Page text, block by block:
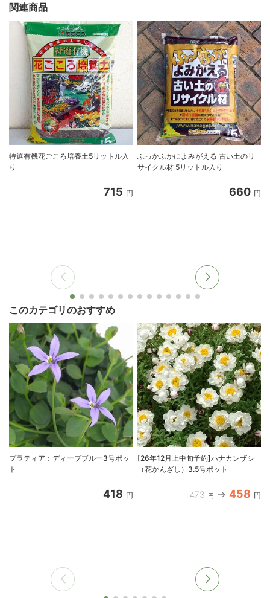
関連商品
特選有機花ごころ培養土5リットル入
り
715 円
ふっかふかによみがえる 古い土のリ
サイクル材 5リットル入り
660 円
このカテゴリのおすすめ
プラティア：ディープブルー3号ポッ
ト
418 円
[26年12月上中旬予約]ハナカンザシ
（花かんざし）3.5号ポット
473 円 458 円